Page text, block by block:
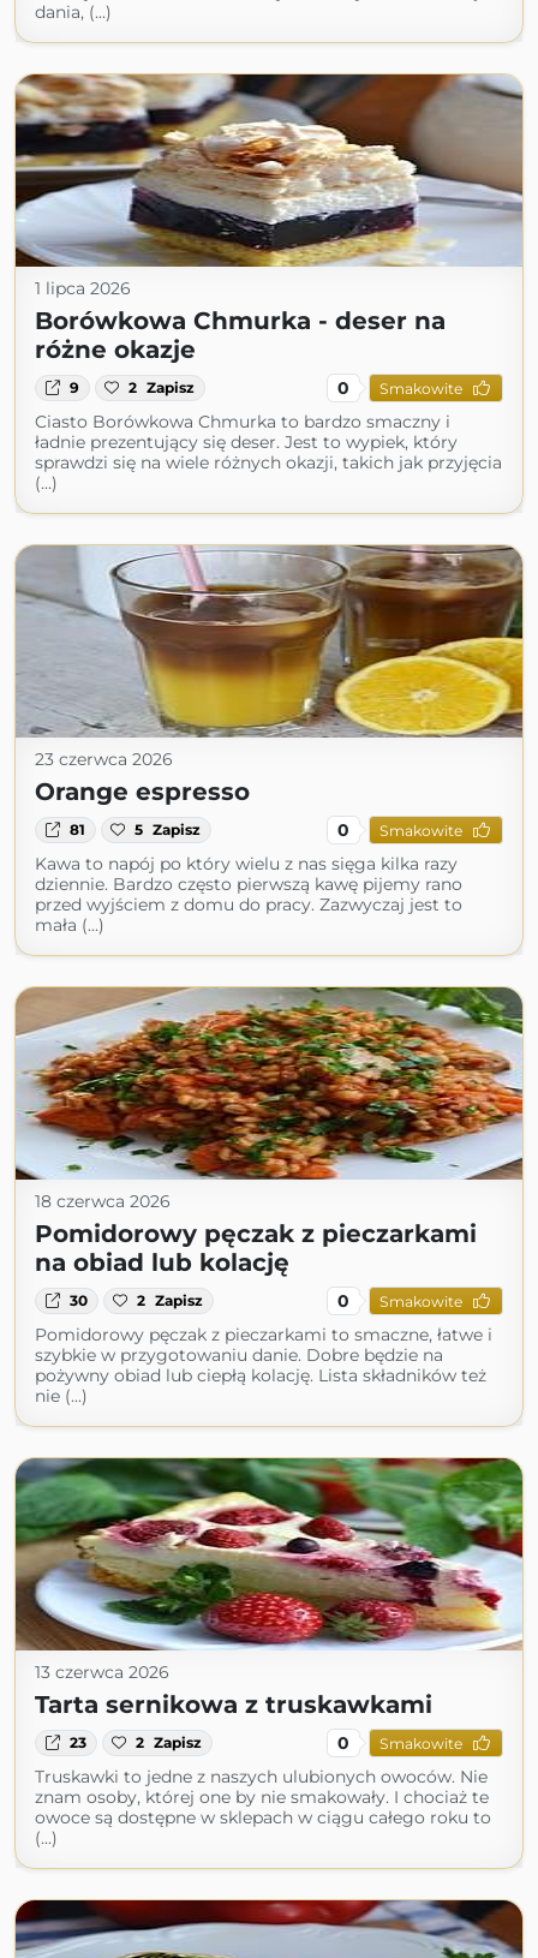
dania, (...)
1 lipca 2026
Borówkowa Chmurka - deser na
różne okazje
9 2 Zapisz 0 Smakowite
Ciasto Borówkowa Chmurka to bardzo smaczny i
ładnie prezentujący się deser. Jest to wypiek, który
sprawdzi się na wiele różnych okazji, takich jak przyjęcia
(...)
23 czerwca 2026
Orange espresso
81 5 Zapisz 0 Smakowite
Kawa to napój po który wielu z nas sięga kilka razy
dziennie. Bardzo często pierwszą kawę pijemy rano
przed wyjściem z domu do pracy. Zazwyczaj jest to
mała (...)
18 czerwca 2026
Pomidorowy pęczak z pieczarkami
na obiad lub kolację
30 2 Zapisz 0 Smakowite
Pomidorowy pęczak z pieczarkami to smaczne, łatwe i
szybkie w przygotowaniu danie. Dobre będzie na
pożywny obiad lub ciepłą kolację. Lista składników też
nie (...)
13 czerwca 2026
Tarta sernikowa z truskawkami
23 2 Zapisz 0 Smakowite
Truskawki to jedne z naszych ulubionych owoców. Nie
znam osoby, której one by nie smakowały. I chociaż te
owoce są dostępne w sklepach w ciągu całego roku to
(...)